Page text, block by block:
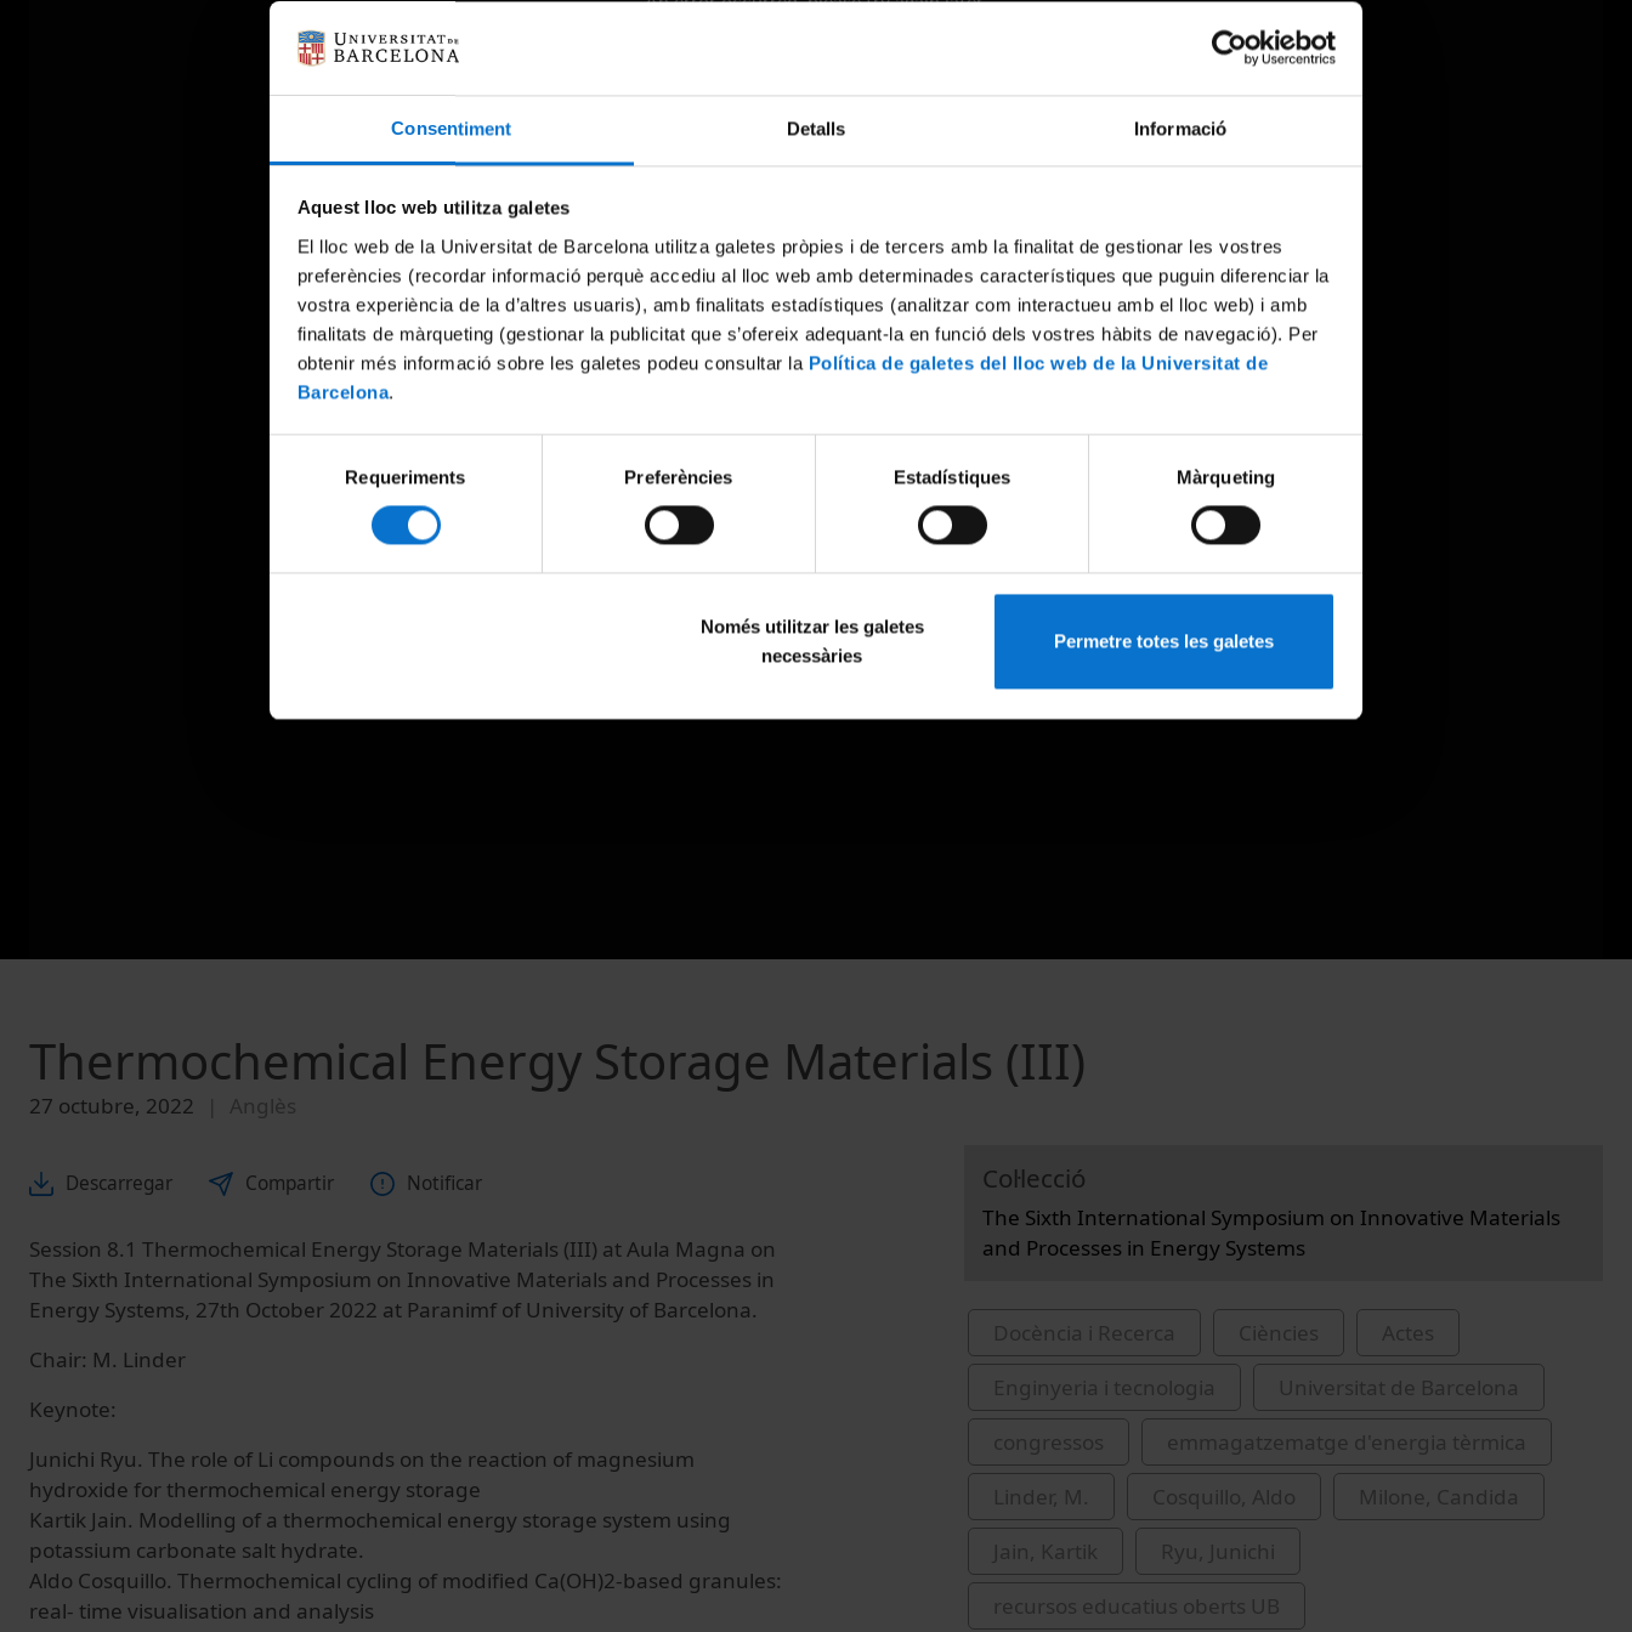
Consentiment Detalls Informació
Aquest lloc web utilitza galetes
El lloc web de la Universitat de Barcelona utilitza galetes pròpies i de tercers amb la finalitat de gestionar les vostres
preferències (recordar informació perquè accediu al lloc web amb determinades característiques que puguin diferenciar la
vostra experiència de la d’altres usuaris), amb finalitats estadístiques (analitzar com interactueu amb el lloc web) i amb
finalitats de màrqueting (gestionar la publicitat que s’ofereix adequant-la en funció dels vostres hàbits de navegació). Per
obtenir més informació sobre les galetes podeu consultar la Política de galetes del lloc web de la Universitat de
Barcelona.
consentiment
Requeriments Preferències Estadístiques Màrqueting
Només utilitzar les galetes
necessàries
Permetre totes les galetes
Thermochemical Energy Storage Materials (III)
27 octubre, 2022 Anglès
Descarregar Compartir Notificar
Session 8.1 Thermochemical Energy Storage Materials (III) at Aula Magna on
The Sixth International Symposium on Innovative Materials and Processes in
Energy Systems, 27th October 2022 at Paranimf of University of Barcelona.
Chair: M. Linder
Keynote:
Junichi Ryu. The role of Li compounds on the reaction of magnesium
hydroxide for thermochemical energy storage
Kartik Jain. Modelling of a thermochemical energy storage system using
potassium carbonate salt hydrate.
Aldo Cosquillo. Thermochemical cycling of modified Ca(OH)2‐based granules:
real‐ time visualisation and analysis
Col·lecció
The Sixth International Symposium on Innovative Materials
and Processes in Energy Systems
Docència i Recerca Ciències
Actes
Enginyeria i tecnologia
Universitat de Barcelona
congressos
emmagatzematge d'energia tèrmica
Linder, M.
Cosquillo, Aldo
Milone, Candida
Jain, Kartik
Ryu, Junichi
recursos educatius oberts UB